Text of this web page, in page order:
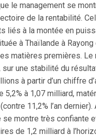
le management se
de la rentabilité.
liés à la montée en
à Thaïlande à Rayong
matières premières. Le
sur une stabilité du
à partir d’un chiffre
5,2% à 1,07 milliard,
11,2% l’an
montre très confiante
de 1,2 milliard à